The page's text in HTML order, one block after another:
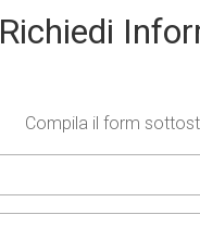
Richiedi
Compila il form